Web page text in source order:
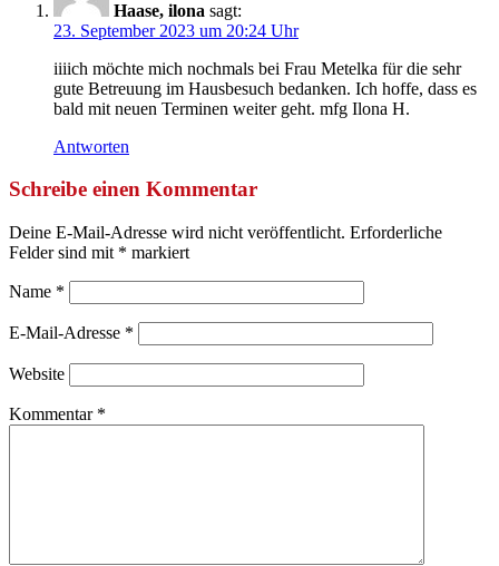
Haase, ilona sagt:
23. September 2023 um 20:24 Uhr
iiiich möchte mich nochmals bei Frau Metelka für die sehr
gute Betreuung im Hausbesuch bedanken. Ich hoffe, dass es
bald mit neuen Terminen weiter geht. mfg Ilona H.
Antworten
Schreibe einen Kommentar
Deine E-Mail-Adresse wird nicht veröffentlicht. Erforderliche
Felder sind mit * markiert
Name *
E-Mail-Adresse *
Website
Kommentar *